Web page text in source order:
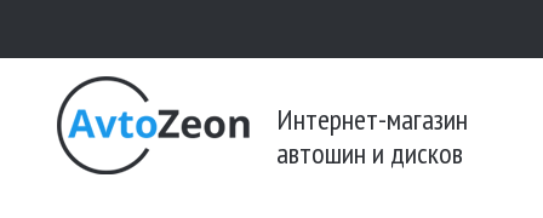
Интернет-магазин
автошин и дисков